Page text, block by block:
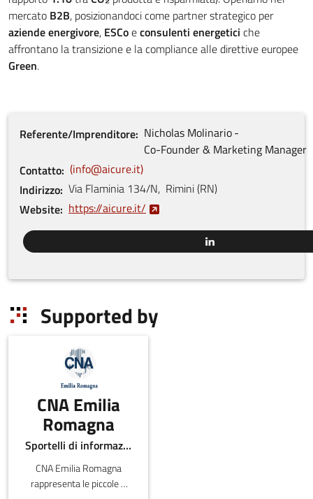
mercato B2B, posizionandoci come partner strategico per
aziende energivore, ESCoeconsulenti energetici che
affrontano la transizione e la compliance alle direttive europee
Green.
Referente/Imprenditore Nicholas Molinario
Co-Founder & Marketing Manager
Contatto
info@aicure.it
Indirizzo Via Flaminia 134/N, Rimini(RN)
Website https://aicure.it/
Supported by
CNA Emilia
Romagna
Sportelli di informazione
CNA Emilia Romagna
rappresenta le piccole e